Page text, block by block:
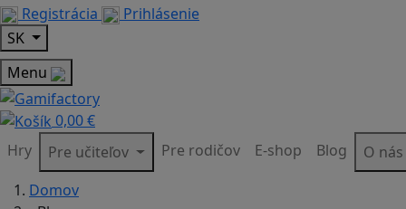
Registrácia
Prihlásenie
SK
Menu
0,00 €
Hry
Pre učiteľov Pre rodičov E-shop Blog
O nás
Domov